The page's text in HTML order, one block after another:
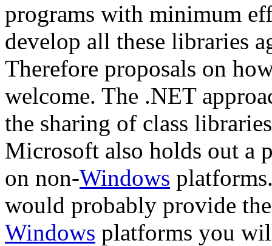
programs with minimum
develop all these libraries
Therefore proposals on
welcome. The .NET
the sharing of class
Microsoft also holds out a
on non-Windows
would probably provide
Windows platforms you